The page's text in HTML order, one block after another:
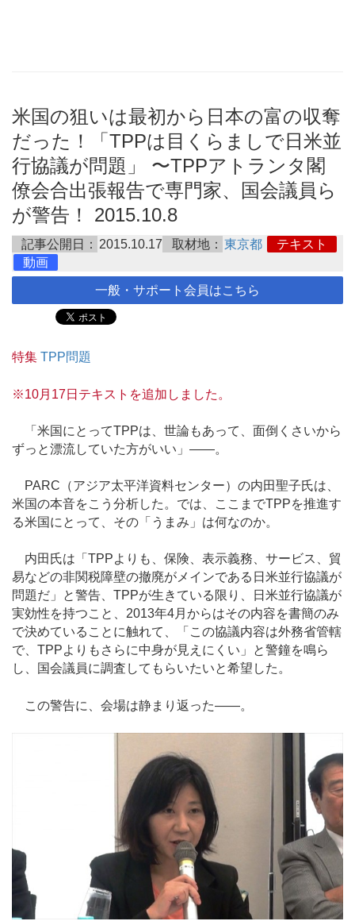
米国の狙いは最初から日本の富の収奪
だった！「TPPは目くらましで日米並
行協議が問題」 〜TPPアトランタ閣
僚会合出張報告で専門家、国会議員ら
が警告！ 2015.10.8
記事公開日： 2015.10.17 取材地： 東京都
テキスト
動画
一般・サポート会員はこちら
特集 TPP問題
※10月17日テキストを追加しました。
「米国にとってTPPは、世論もあって、面倒くさいから
ずっと漂流していた方がいい」——。
PARC（アジア太平洋資料センター）の内田聖子氏は、
米国の本音をこう分析した。では、ここまでTPPを推進す
る米国にとって、その「うまみ」は何なのか。
内田氏は「TPPよりも、保険、表示義務、サービス、貿
易などの非関税障壁の撤廃がメインである日米並行協議が
問題だ」と警告、TPPが生きている限り、日米並行協議が
実効性を持つこと、2013年4月からはその内容を書簡のみ
で決めていることに触れて、「この協議内容は外務省管轄
で、TPPよりもさらに中身が見えにくい」と警鐘を鳴ら
し、国会議員に調査してもらいたいと希望した。
この警告に、会場は静まり返った——。